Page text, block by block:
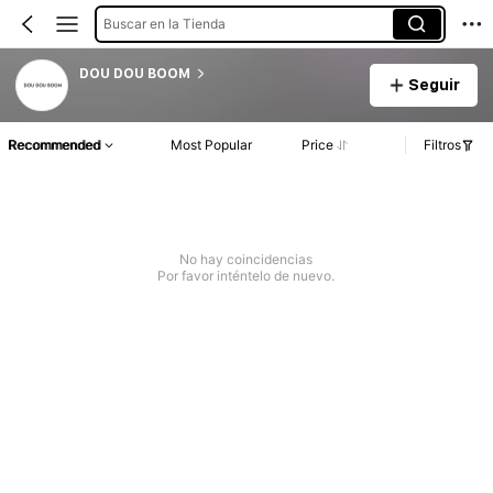
Buscar en la Tienda
DOU DOU BOOM
Seguir
Recommended Most Popular Price Filtros
No hay coincidencias
Por favor inténtelo de nuevo.